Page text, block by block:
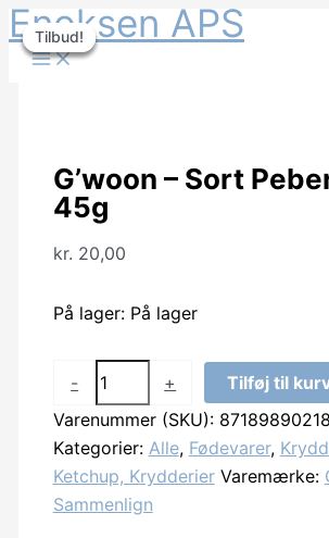
Gå
til
Enoksen APS
G’woon – Sort
45g
kr. 20,00
På lager: På lager
-
G'woon
Sort
Peberkværn
45g
antal
+
Tilføj til
Varenummer (SKU):
Kategorier: Alle, Fødevarer,
Ketchup, Krydderier Varemærke:
Sammenlign
Tilbud!
Tilbud!
Tilbud!
Tilbud!